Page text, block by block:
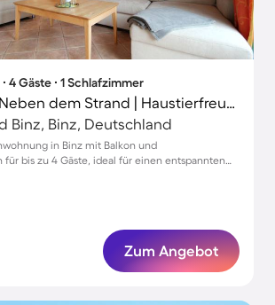
4 Gäste ∙ 1 Schlafzimmer
Apartment | Neben dem Strand | Haustierfreundlich
Binz, Binz, Deutschland
in Binz mit Balkon und
für bis zu 4 Gäste, ideal für einen entspannten
Zum Angebot